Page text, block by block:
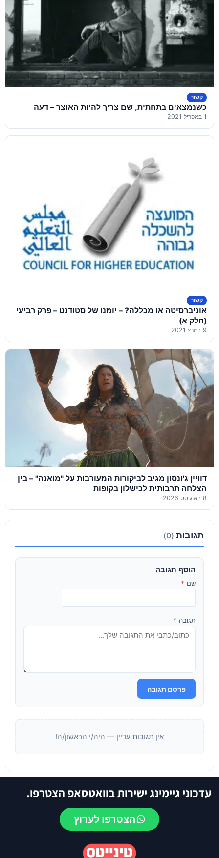
קשור
כשנמצאים בתחתית, שם צריך להיות האוצר – דעה
1 באפריל 2021
קשור
אוניברסיטה או מכללה? – יומנו של סטודנט – פרק רביעי
(חלק א)
9 במרץ 2021
דוויין ג'ונסון מגיב לביקורות המעורבות על "מואנה" – בין
הצלחה תרבותית לכישלון בקופות
8 באוגוסט 2026
תגובות (0)
הוסף תגובה
שם *
תגובה *
פרסם תגובה
אין תגובות עדיין — היה/י הראשון/ה!
עדכוני גיימינג ישירות בוואטסאפ הצטרפו.
הצטרפו לערוץ